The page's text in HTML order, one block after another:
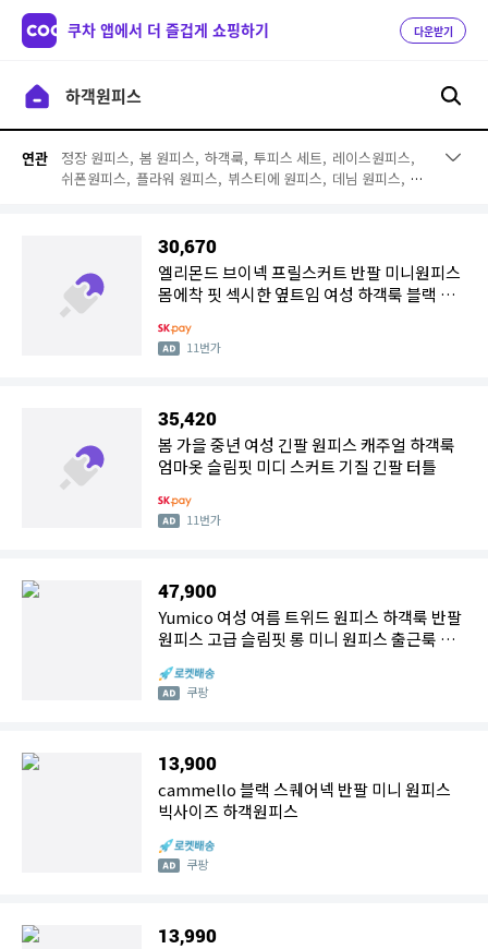
쿠차 앱에서 더 즐겁게 쇼핑하기 다운받기
연관 정장 원피스, 봄 원피스, 하객룩, 투피스 세트, 레이스원피스,
쉬폰원피스, 플라워 원피스, 뷔스티에 원피스, 데님 원피스, 미
스트라이프 원피스,
30,670
엘리몬드 브이넥 프릴스커트 반팔 미니원피스
몸에착 핏 섹시한 옆트임 여성 하객룩 블랙 원
11번가
35,420
봄 가을 중년 여성 긴팔 원피스 캐주얼 하객룩
엄마옷 슬림핏 미디 스커트 기질 긴팔 터틀
11번가
47,900
Yumico 여성 여름 트위드 원피스 하객룩 반팔
원피스 고급 슬림핏 롱 미니 원피스 출근룩 오
쿠팡
13,900
cammello 블랙 스퀘어넥 반팔 미니 원피스
빅사이즈 하객원피스
쿠팡
13,990